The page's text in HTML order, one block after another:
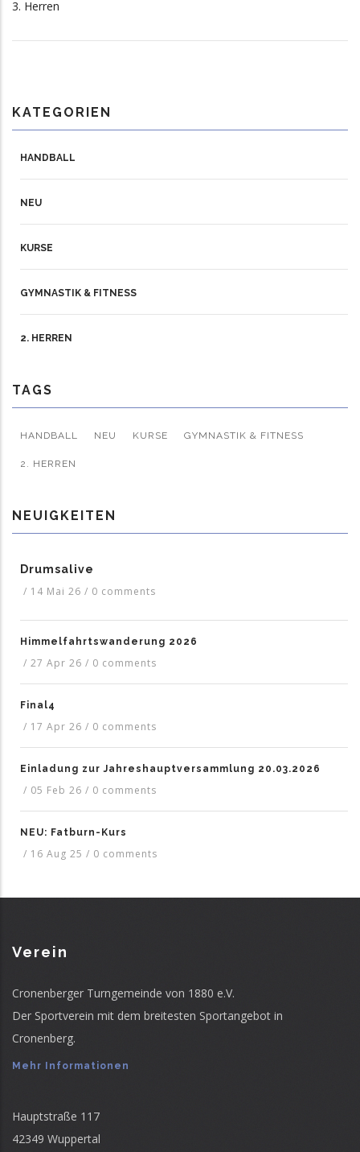
3. Herren
KATEGORIEN
HANDBALL
NEU
KURSE
GYMNASTIK & FITNESS
2. HERREN
TAGS
HANDBALL NEU KURSE GYMNASTIK & FITNESS
2. HERREN
NEUIGKEITEN
Drumsalive
/ 14 Mai 26 / 0 comments
Himmelfahrtswanderung 2026
/ 27 Apr 26 / 0 comments
Final4
/ 17 Apr 26 / 0 comments
Einladung zur Jahreshauptversammlung 20.03.2026
/ 05 Feb 26 / 0 comments
NEU: Fatburn-Kurs
/ 16 Aug 25 / 0 comments
Verein
Cronenberger Turngemeinde von 1880 e.V.
Der Sportverein mit dem breitesten Sportangebot in
Cronenberg.
Mehr Informationen
Hauptstraße 117
42349 Wuppertal